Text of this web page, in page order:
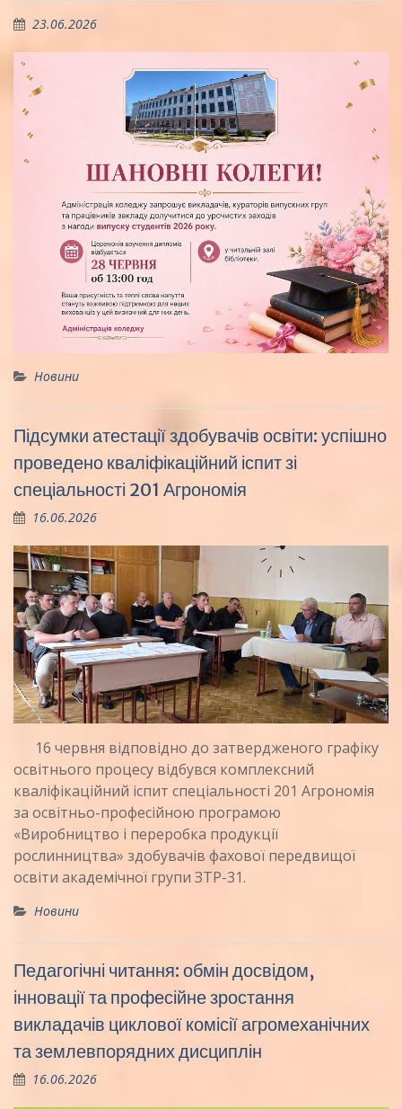
23.06.2026
Новини
Підсумки атестації здобувачів освіти: успішно
проведено кваліфікаційний іспит зі
спеціальності 201 Агрономія
16.06.2026
16 червня відповідно до затвердженого графіку
освітнього процесу відбувся комплексний
кваліфікаційний іспит спеціальності 201 Агрономія
за освітньо-професійною програмою
«Виробництво і переробка продукції
рослинництва» здобувачів фахової передвищої
освіти академічної групи ЗТР-31.
Новини
Педагогічні читання: обмін досвідом,
інновації та професійне зростання
викладачів циклової комісії агромеханічних
та землевпорядних дисциплін
16.06.2026